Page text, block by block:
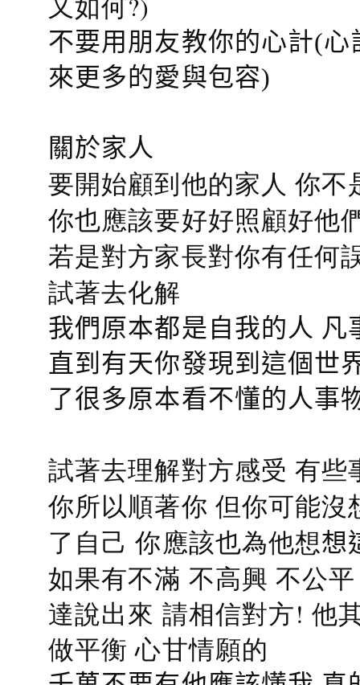
不要用朋友教你的心計(
來更多的愛與包容)
關於家人
要開始顧到他的家人 你
你也應該要好好照顧好他
若是對方家長對你有任何
試著去化解
我們原本都是自我的人
直到有天你發現到這個世
了很多原本看不懂的人事
試著去理解對方感受 有
你所以順著你 但你可能
了自己 你應該也為他想想
如果有不滿 不高興 不公
達說出來 請相信對方! 他
做平衡 心甘情願的